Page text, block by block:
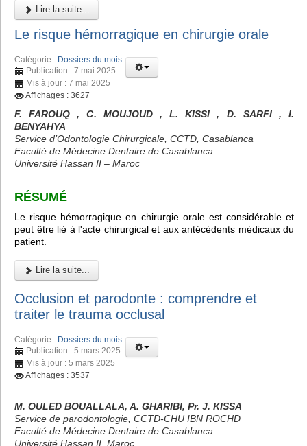
Lire la suite...
Le risque hémorragique en chirurgie orale
Catégorie : Dossiers du mois
Publication : 7 mai 2025
Mis à jour : 7 mai 2025
Affichages : 3627
F. FAROUQ , C. MOUJOUD , L. KISSI , D. SARFI , I.
BENYAHYA
Service d’Odontologie Chirurgicale, CCTD, Casablanca
Faculté de Médecine Dentaire de Casablanca
Université Hassan II – Maroc
RÉSUMÉ
Le risque hémorragique en chirurgie orale est considérable et
peut être lié à l'acte chirurgical et aux antécédents médicaux du
patient.
Lire la suite...
Occlusion et parodonte : comprendre et
traiter le trauma occlusal
Catégorie : Dossiers du mois
Publication : 5 mars 2025
Mis à jour : 5 mars 2025
Affichages : 3537
M. OULED BOUALLALA, A. GHARIBI, Pr. J. KISSA
Service de parodontologie, CCTD-CHU IBN ROCHD
Faculté de Médecine Dentaire de Casablanca
Université Hassan II, Maroc